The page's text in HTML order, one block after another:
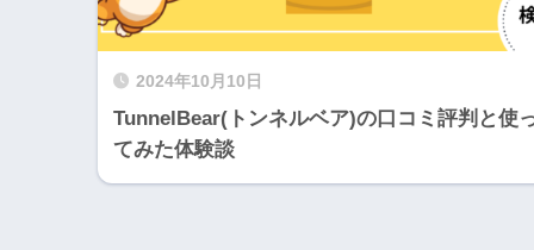
2024年10月10日
TunnelBear(トンネルベア)の口コミ評判と使
てみた体験談